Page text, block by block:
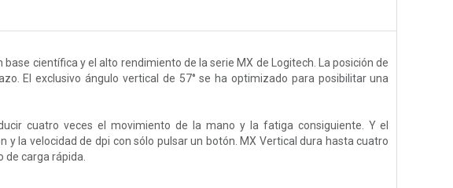
científica y el alto rendimiento de la serie MX de Logitech. La posición de
El exclusivo ángulo vertical de 57° se ha optimizado para posibilitar una
cuatro veces el movimiento de la mano y la fatiga consiguiente. Y el
la velocidad de dpi con sólo pulsar un botón. MX Vertical dura hasta cuatro
de carga rápida.